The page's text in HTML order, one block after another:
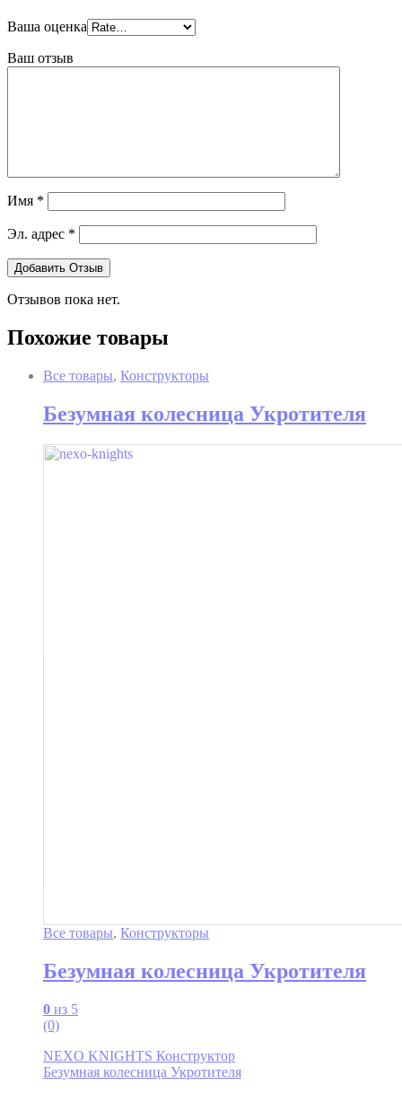
Ваша оценка
Ваш отзыв
Имя *
Эл. адрес *
Отзывов пока нет.
Похожие товары
Все товары, Конструкторы
Безумная колесница Укротителя
Все товары, Конструкторы
Безумная колесница Укротителя
0 из 5
(0)
NEXO KNIGHTS Конструктор
Безумная колесница Укротителя